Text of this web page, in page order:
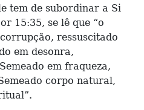
tem de subordinar a Si
15:35, se lê que “o
ressuscitado
em desonra,
em fraqueza,
corpo natural,